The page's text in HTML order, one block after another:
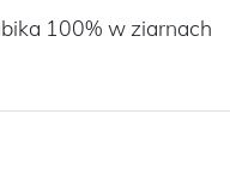
100% w ziarnach